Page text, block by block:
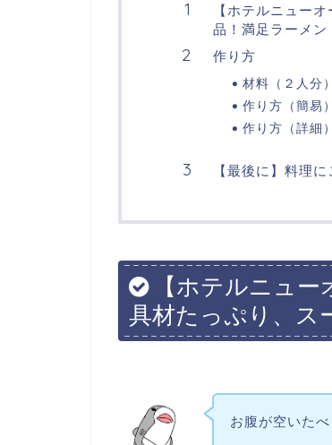
【ホテルニュー
品！満足ラーメン
作り方
材料（２人分）
作り方（簡易）
作り方（詳細）
【最後に】料理
【ホテルニュー
具材たっぷり、ス
お腹が空いたべ